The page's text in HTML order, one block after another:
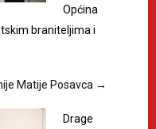
Općina
braniteljima i
Matije Posavca →
Drage